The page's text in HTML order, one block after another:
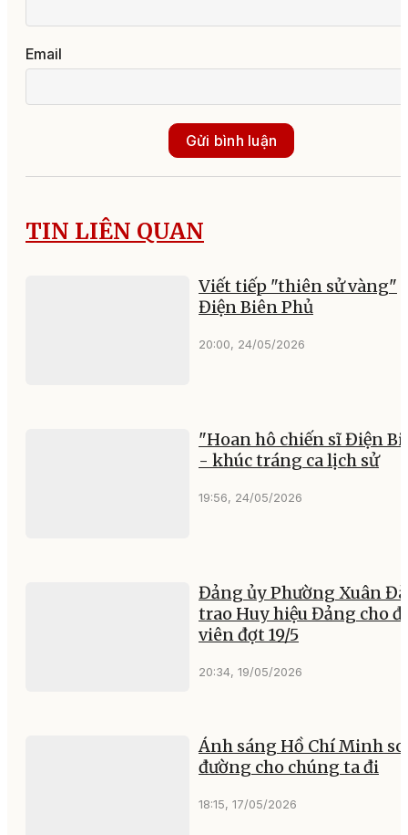
Email
Gửi bình luận
TIN LIÊN QUAN
Viết tiếp "thiên sử vàng"
Điện Biên Phủ
20:00, 24/05/2026
"Hoan hô chiến sĩ Điện
- khúc tráng ca lịch sử
19:56, 24/05/2026
Đảng ủy Phường Xuân
trao Huy hiệu Đảng cho
viên đợt 19/5
20:34, 19/05/2026
Ánh sáng Hồ Chí Minh
đường cho chúng ta đi
18:15, 17/05/2026